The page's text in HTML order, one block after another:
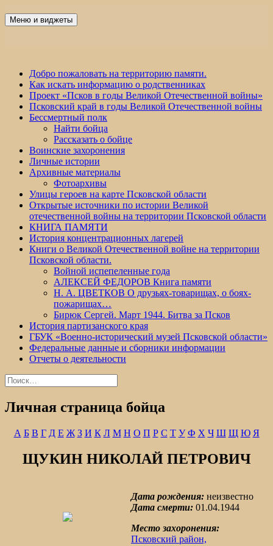
Победа 60
Меню и виджеты
Добро пожаловать на территорию памяти.
Как искать информацию о родственниках
Проект «Псков в годы Великой Отечественной войны»
Псковский край в годы Великой Отечественной войны
Бессмертный полк
Найти бойца
Рассказать о бойце
Воинские захоронения
Личные истории
Архивные материалы
Фотоархивы
Улицы героев на карте Псковской области
Открытые источники по истории Великой
отечественной войны на территории Псковской области
КНИГА ПАМЯТИ
История концентрационных лагерей
Книги о Великой Отечественной войне на территории
Псковской области.
Войной испепеленные года
АЛЕКСЕЙ ФЕДОРОВ Книга памяти
Н. А. ЦВЕТКОВ О друзьях-товарищах, о боях-
пожарищах…
Бирюк Сергей. Март 1944. Битва за Псков
История партизанского края
ГБУК «Военно-исторический музей Псковской области»
Федеральные данные и сборники информации
Отчеты о деятельности
Найти:
Личная страница бойца
А Б В Г Д Е Ж З И К Л М Н О П Р С Т У Ф Х Ч Ш Щ Ю Я
ЩУКИН НИКОЛАЙ ПЕТРОВИЧ
Дата рождения: неизвестно
Дата смерти: 01.04.1944
Место захоронения:
Псковский район,